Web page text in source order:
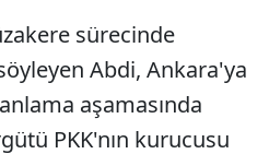
sürecinde
söyleyen Abdi, Ankara'ya
aşamasında
PKK'nın kurucusu